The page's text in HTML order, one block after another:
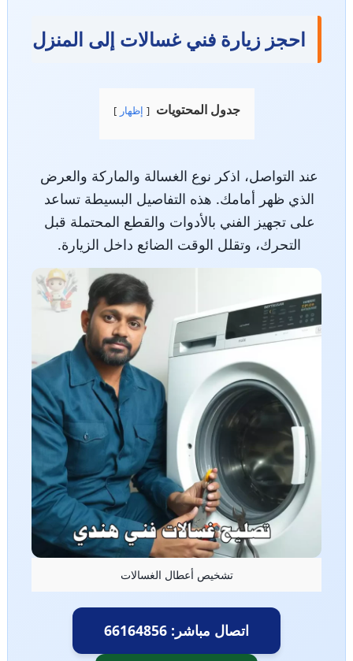
احجز زيارة فني غسالات إلى المنزل
جدول المحتويات إظهار
عند التواصل، اذكر نوع الغسالة والماركة والعرض
الذي ظهر أمامك. هذه التفاصيل البسيطة تساعد
على تجهيز الفني بالأدوات والقطع المحتملة قبل
التحرك، وتقلل الوقت الضائع داخل الزيارة.
تشخيص أعطال الغسالات
اتصال مباشر: 66164856